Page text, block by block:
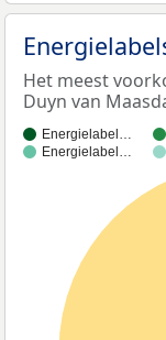
Het meest
Duyn van
Energielabel…
Energielabel…